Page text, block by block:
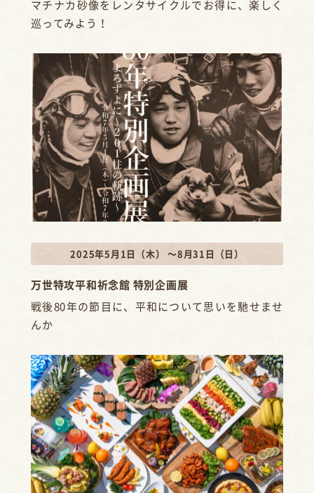
マチナカ砂像をレンタサイクルでお得に、楽しく
巡ってみよう！
2025年5月1日（木） ～8月31日（日）
万世特攻平和祈念館 特別企画展
戦後80年の節目に、平和について思いを馳せませ
んか